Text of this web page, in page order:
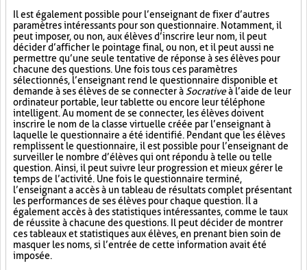
Il est également possible pour l’enseignant de fixer d’autres
paramètres intéressants pour son questionnaire. Notamment, il
peut imposer, ou non, aux élèves d’inscrire leur nom, il peut
décider d’afficher le pointage final, ou non, et il peut aussi ne
permettre qu’une seule tentative de réponse à ses élèves pour
chacune des questions. Une fois tous ces paramètres
sélectionnés, l’enseignant rend le questionnaire disponible et
demande à ses élèves de se connecter à Socrativeà l’aide de leur
ordinateur portable, leur tablette ou encore leur téléphone
intelligent. Au moment de se connecter, les élèves doivent
inscrire le nom de la classe virtuelle créée par l’enseignant à
laquelle le questionnaire a été identifié. Pendant que les élèves
remplissent le questionnaire, il est possible pour l’enseignant de
surveiller le nombre d’élèves qui ont répondu à telle ou telle
question. Ainsi, il peut suivre leur progression et mieux gérer le
temps de l’activité. Une fois le questionnaire terminé,
l’enseignant a accès à un tableau de résultats complet présentant
les performances de ses élèves pour chaque question. Il a
également accès à des statistiques intéressantes, comme le taux
de réussite à chacune des questions. Il peut décider de montrer
ces tableaux et statistiques aux élèves, en prenant bien soin de
masquer les noms, si l’entrée de cette information avait été
imposée.